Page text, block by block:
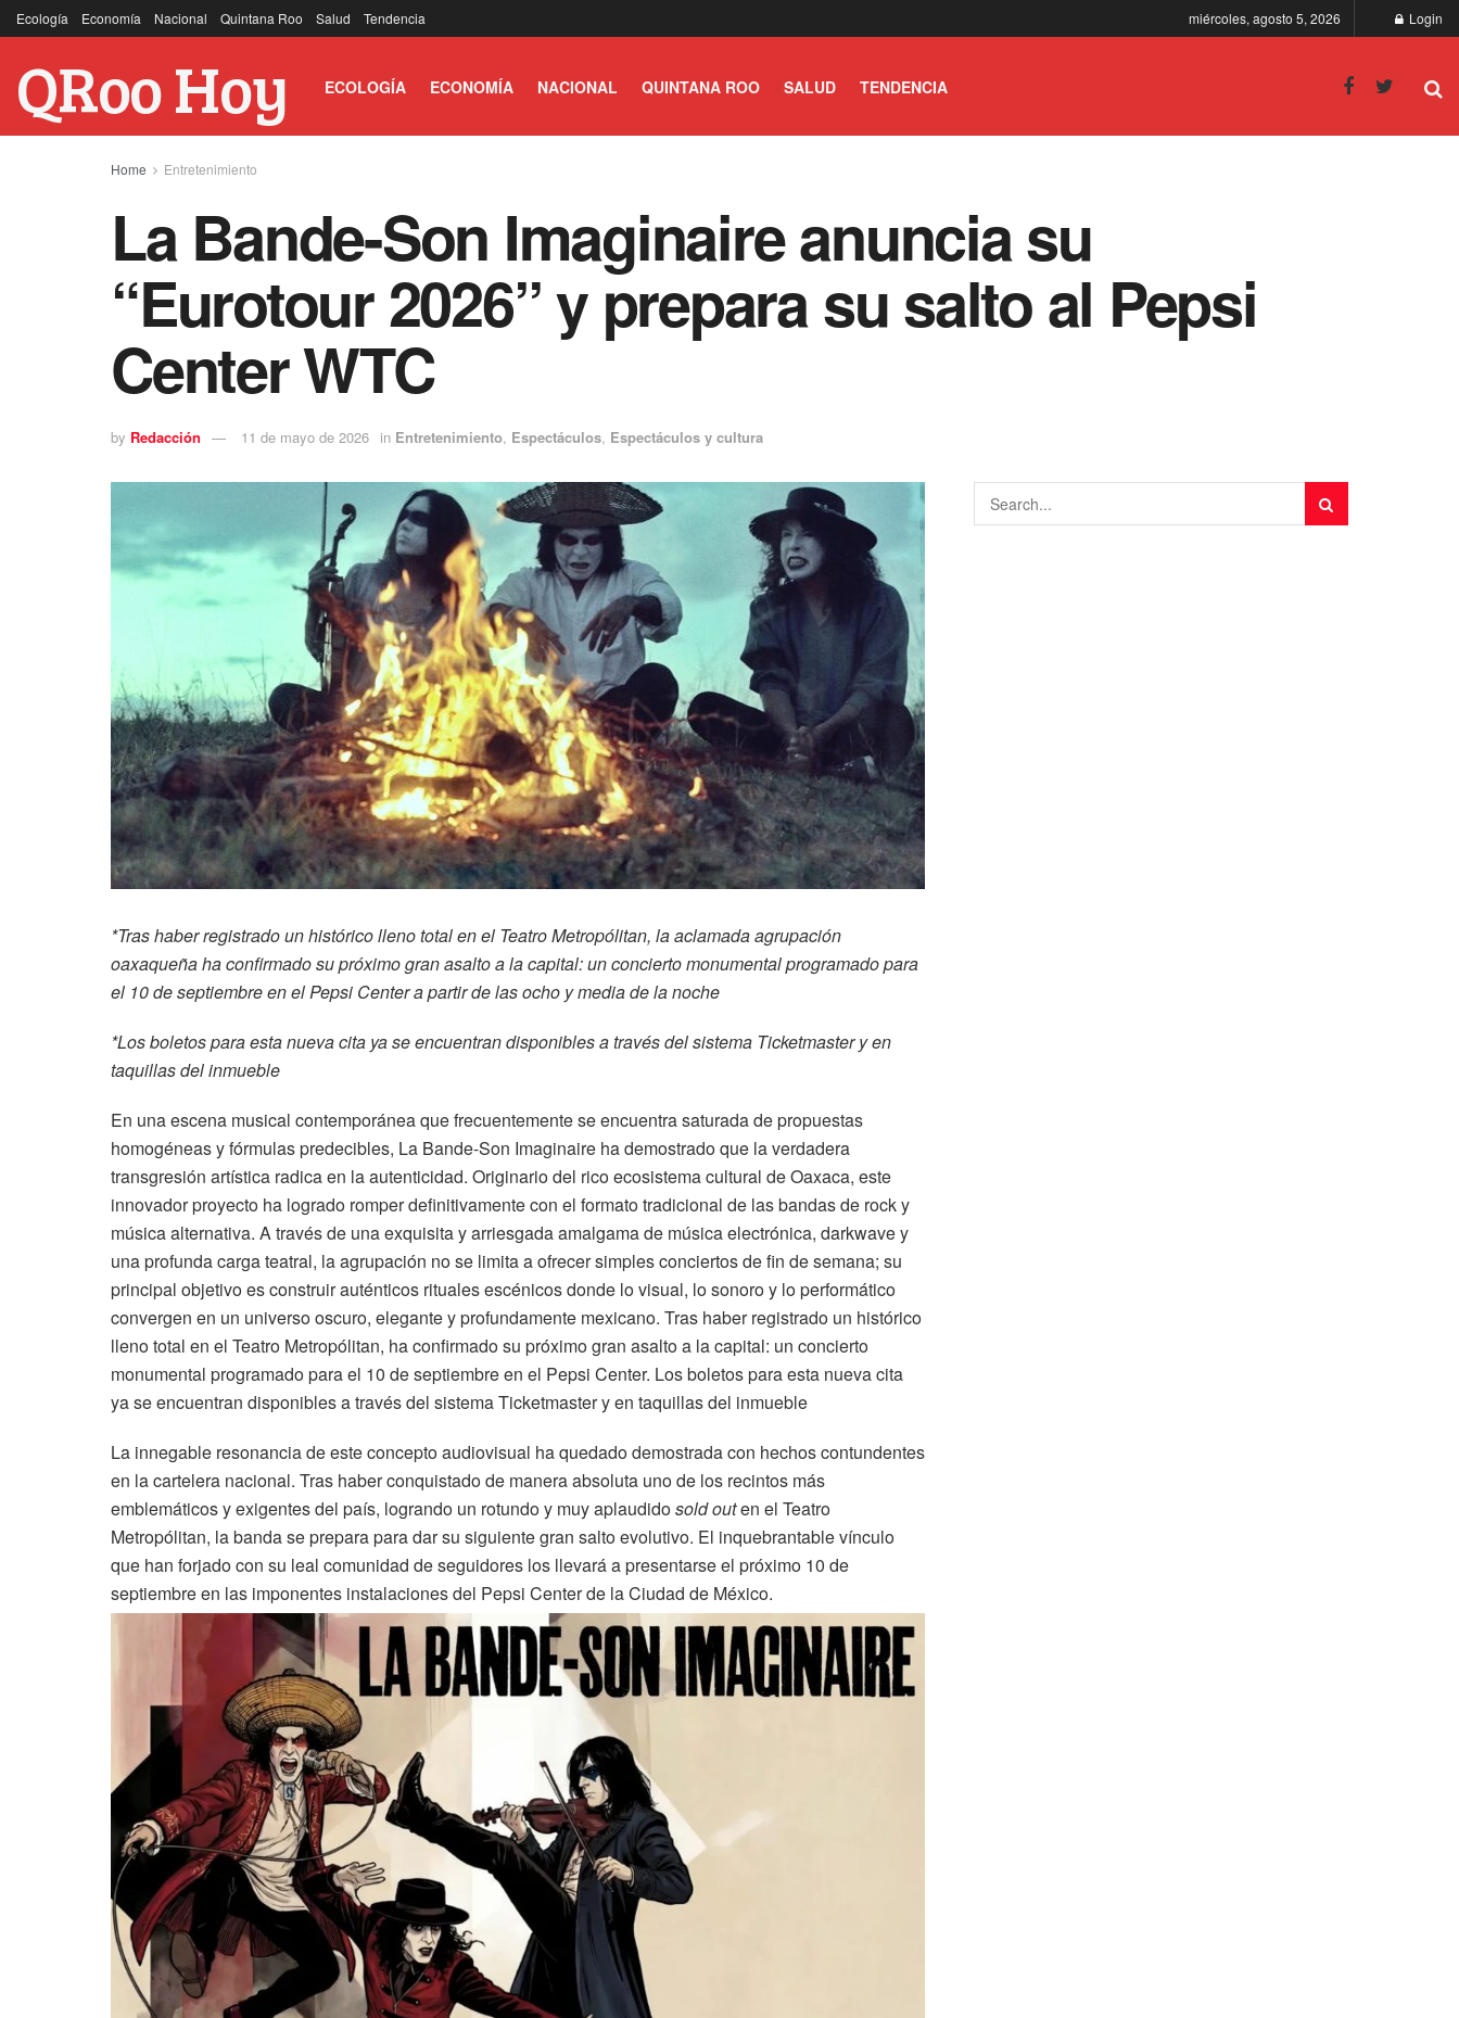
Ecología Economía Nacional Quintana Roo Salud Tendencia miércoles, agosto 5, 2026 Login
QRoo Hoy ECOLOGÍA ECONOMÍA NACIONAL QUINTANA ROO SALUD TENDENCIA
Home Entretenimiento
La Bande-Son Imaginaire anuncia su
“Eurotour 2026” y prepara su salto al Pepsi
Center WTC
by Redacción 11 de mayo de 2026 in Entretenimiento, Espectáculos, Espectáculos y cultura
*Tras haber registrado un histórico lleno total en el Teatro Metropólitan, la aclamada agrupación
oaxaqueña ha confirmado su próximo gran asalto a la capital: un concierto monumental programado para
el 10 de septiembre en el Pepsi Center a partir de las ocho y media de la noche
*Los boletos para esta nueva cita ya se encuentran disponibles a través del sistema Ticketmaster y en
taquillas del inmueble
En una escena musical contemporánea que frecuentemente se encuentra saturada de propuestas
homogéneas y fórmulas predecibles, La Bande-Son Imaginaire ha demostrado que la verdadera
transgresión artística radica en la autenticidad. Originario del rico ecosistema cultural de Oaxaca, este
innovador proyecto ha logrado romper definitivamente con el formato tradicional de las bandas de rock y
música alternativa. A través de una exquisita y arriesgada amalgama de música electrónica, darkwave y
una profunda carga teatral, la agrupación no se limita a ofrecer simples conciertos de fin de semana; su
principal objetivo es construir auténticos rituales escénicos donde lo visual, lo sonoro y lo performático
convergen en un universo oscuro, elegante y profundamente mexicano. Tras haber registrado un histórico
lleno total en el Teatro Metropólitan, ha confirmado su próximo gran asalto a la capital: un concierto
monumental programado para el 10 de septiembre en el Pepsi Center. Los boletos para esta nueva cita
ya se encuentran disponibles a través del sistema Ticketmaster y en taquillas del inmueble
La innegable resonancia de este concepto audiovisual ha quedado demostrada con hechos contundentes
en la cartelera nacional. Tras haber conquistado de manera absoluta uno de los recintos más
emblemáticos y exigentes del país, logrando un rotundo y muy aplaudidosold outen el Teatro
Metropólitan, la banda se prepara para dar su siguiente gran salto evolutivo. El inquebrantable vínculo
que han forjado con su leal comunidad de seguidores los llevará a presentarse el próximo 10 de
septiembre en las imponentes instalaciones del Pepsi Center de la Ciudad de México.